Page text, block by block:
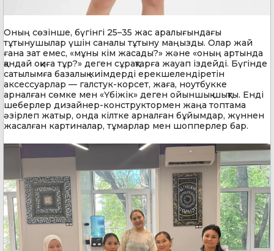
Оның сөзінше, бүгінгі 25–35 жас аралығындағы
тұтынушылар үшін саналы тұтыну маңызды. Олар жай
ғана зат емес, «мұны кім жасады?» және «оның артында
қандай оқиға тұр?» деген сұрақтарға жауап іздейді. Бүгінде
сатылымға базалық киімдерді ерекшелендіретін
аксессуарлар — галстук-корсет, жаға, ноутбукке
арналған сөмке мен «Үбіжік» деген ойыншық шықты. Енді
шеберлер дизайнер-конструктормен жаңа топтама
әзірлеп жатыр, онда кілтке арналған бұйымдар, жүннен
жасалған картиналар, тұмарлар мен шопперлер бар.